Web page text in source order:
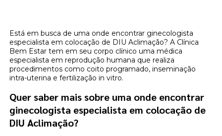
Está em busca de uma onde encontrar ginecologista
especialista em colocação de DIU Aclimação? A Clínica
Bem Estar tem em seu corpo clínico uma médica
especialista em reprodução humana que realiza
procedimentos como coito programado, inseminação
intra-uterina e fertilização in vitro.
Quer saber mais sobre uma onde encontrar
ginecologista especialista em colocação de
DIU Aclimação?